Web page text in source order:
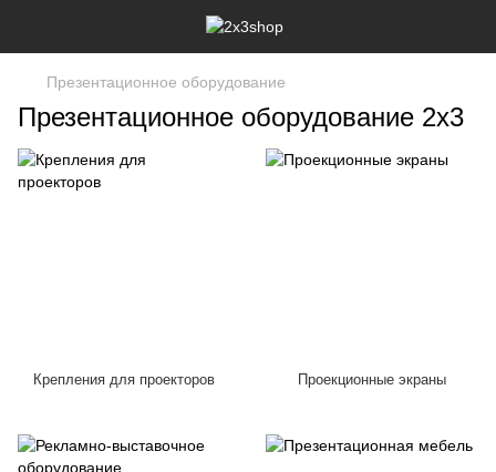
Презентационное оборудование
Презентационное оборудование 2х3
Крепления для проекторов Проекционные экраны